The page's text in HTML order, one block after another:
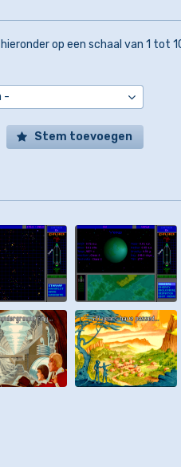
op een schaal van 1 tot
Stem toevoegen